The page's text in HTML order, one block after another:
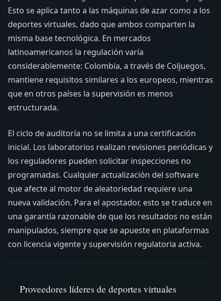
Esto se aplica tanto a las máquinas de azar como a los
deportes virtuales, dado que ambos comparten la
misma base tecnológica. En mercados
latinoamericanos la regulación varía
considerablemente: Colombia, a través de Coljuegos,
mantiene requisitos similares a los europeos, mientras
que en otros países la supervisión es menos
estructurada.
El ciclo de auditoría no se limita a una certificación
inicial. Los laboratorios realizan revisiones periódicas y
los reguladores pueden solicitar inspecciones no
programadas. Cualquier actualización del software
que afecte al motor de aleatoriedad requiere una
nueva validación. Para el apostador, esto se traduce en
una garantía razonable de que los resultados no están
manipulados, siempre que se apueste en plataformas
con licencia vigente y supervisión regulatoria activa.
Proveedores líderes de deportes virtuales